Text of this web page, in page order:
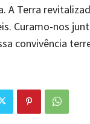
A Terra
Curamo-nos
convivência